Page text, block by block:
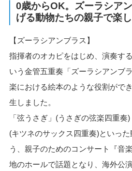
0歳からOK。ズーラシア
げる動物たちの親子で楽
【ズーラシアンブラス】
指揮者のオカピをはじめ、演奏す
いう金管五重奏「ズーラシアンブ
楽における絵本のような役割がで
生しました。
「弦うさぎ」(うさぎの弦楽四重奏
(キツネのサックス四重奏)といっ
う、親子のためのコンサート『音
地のホールで話題となり、海外公